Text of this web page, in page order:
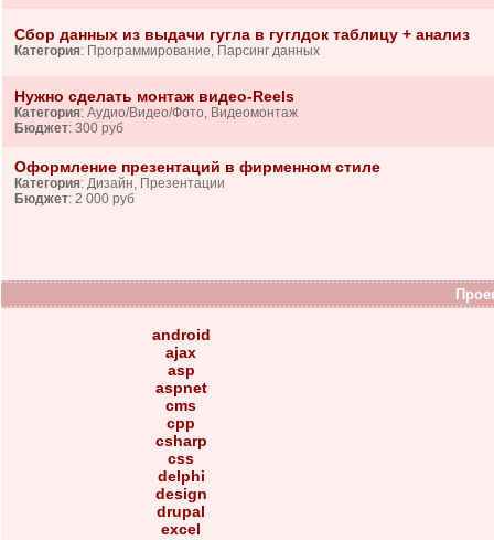
Сбор данных из выдачи гугла в гуглдок таблицу + анализ
Категория: Программирование, Парсинг данных
Нужно сделать монтаж видео-Reels
Категория: Аудио/Видео/Фото, Видеомонтаж
Бюджет: 300 руб
Оформление презентаций в фирменном стиле
Категория: Дизайн, Презентации
Бюджет: 2 000 руб
android
ajax
asp
aspnet
cms
cpp
csharp
css
delphi
design
drupal
excel